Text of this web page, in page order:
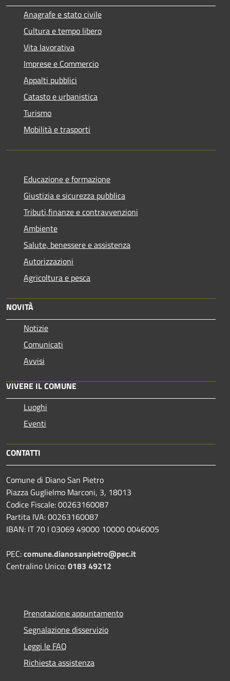
Anagrafe e stato civile
Cultura e tempo libero
Vita lavorativa
Imprese e Commercio
Appalti pubblici
Catasto e urbanistica
Turismo
Mobilità e trasporti
Educazione e formazione
Giustizia e sicurezza pubblica
Tributi,finanze e contravvenzioni
Ambiente
Salute, benessere e assistenza
Autorizzazioni
Agricoltura e pesca
NOVITÀ
Notizie
Comunicati
Avvisi
VIVERE IL COMUNE
Luoghi
Eventi
CONTATTI
Comune di Diano San Pietro
Piazza Guglielmo Marconi, 3, 18013
Codice Fiscale: 00263160087
Partita IVA: 00263160087
IBAN: IT 70 I 03069 49000 10000 0046005
PEC:comune.dianosanpietro@pec.it
Centralino Unico:0183 49212
Prenotazione appuntamento
Segnalazione disservizio
Leggi le FAQ
Richiesta assistenza